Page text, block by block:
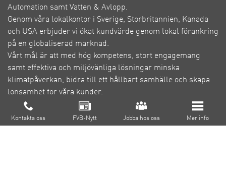
Om FVB
Kontakta oss FVB-Nytt Jobba hos oss Mer info
Automation samt Vatten & Avlopp.
Genom våra lokalkontor i Sverige, Storbritannien, Kanada
och USA erbjuder vi ökat kundvärde genom lokal förankring
på en globaliserad marknad.
Vårt mål är att med hög kompetens, stort engagemang
samt effektiva och miljövänliga lösningar minska
klimatpåverkan, bidra till ett hållbart samhälle och skapa
lönsamhet för våra kunder.
Cookie inställningar